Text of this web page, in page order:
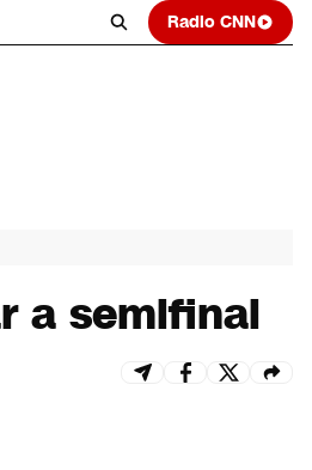
Radio CNN
a semifinal